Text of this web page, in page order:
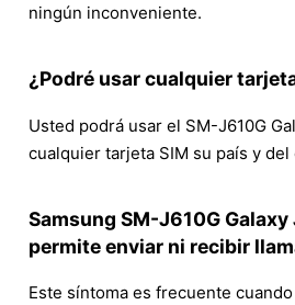
ningún inconveniente.
¿Podré usar cualquier
Usted podrá usar el SM-J610G
cualquier tarjeta SIM su país y
Samsung SM-J610G Galaxy
permite enviar ni recibir
Este síntoma es frecuente